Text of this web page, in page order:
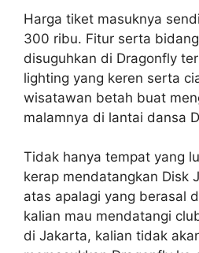
Harga tiket masuknya
300 ribu. Fitur serta
disuguhkan di Dragonfly
lighting yang keren serta
wisatawan betah buat
malamnya di lantai dansa
Tidak hanya tempat yang
kerap mendatangkan Disk
atas apalagi yang berasal
kalian mau mendatangi
di Jakarta, kalian tidak